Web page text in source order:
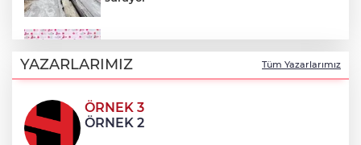
insan kaynağını güçlendiriyoruz
Yelken şöleninde kıyasıya mücadele
başlıyor
YAZARLARIMIZ Tüm Yazarlarımız
ÖRNEK 3
ÖRNEK 2